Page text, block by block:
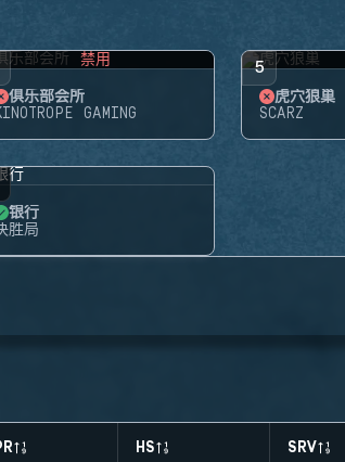
禁用
俱乐部会所
GAMING
5
虎穴狼巢
SCARZ
银行
胜局
HS SRV